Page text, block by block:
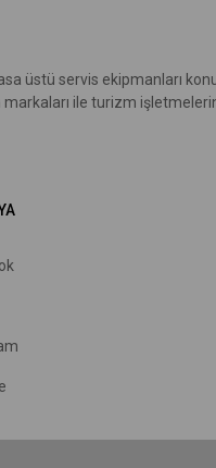
üstü servis ekipmanları
ile turizm